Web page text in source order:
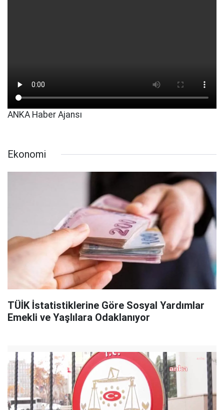
ANKA Haber Ajansı
Ekonomi
TÜİK İstatistiklerine Göre Sosyal Yardımlar
Emekli ve Yaşlılara Odaklanıyor